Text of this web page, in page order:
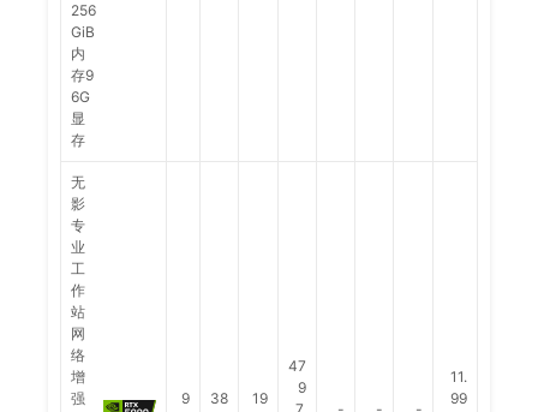
256
GiB
内
存9
6G
显
存
无
影
专
业
工
作
站
网
络
增
强
9
38
19
47
9
11.
99